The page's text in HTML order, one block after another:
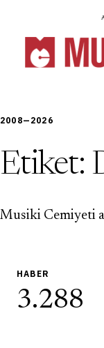
2008—2026
Etiket:
Musiki Cemiyeti
HABER
3.288